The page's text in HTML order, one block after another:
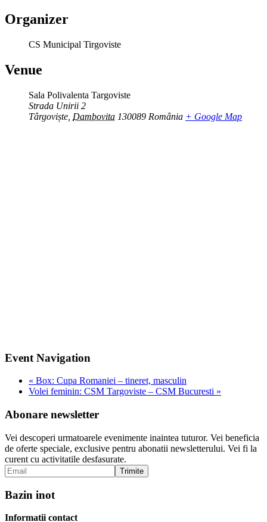
Organizer
CS Municipal Tirgoviste
Venue
Sala Polivalenta Targoviste
Strada Unirii 2
Târgoviște Dambovita 130089 România + Google Map
Event Navigation
« Box: Cupa Romaniei – tineret, masculin
Volei feminin: CSM Targoviste – CSM Bucuresti »
Abonare newsletter
Vei descoperi urmatoarele evenimente inaintea tuturor. Vei beneficia
de oferte speciale, exclusive pentru abonatii newsletterului. Vei fi la
curent cu activitatile desfasurate.
Bazin inot
Informatii contact